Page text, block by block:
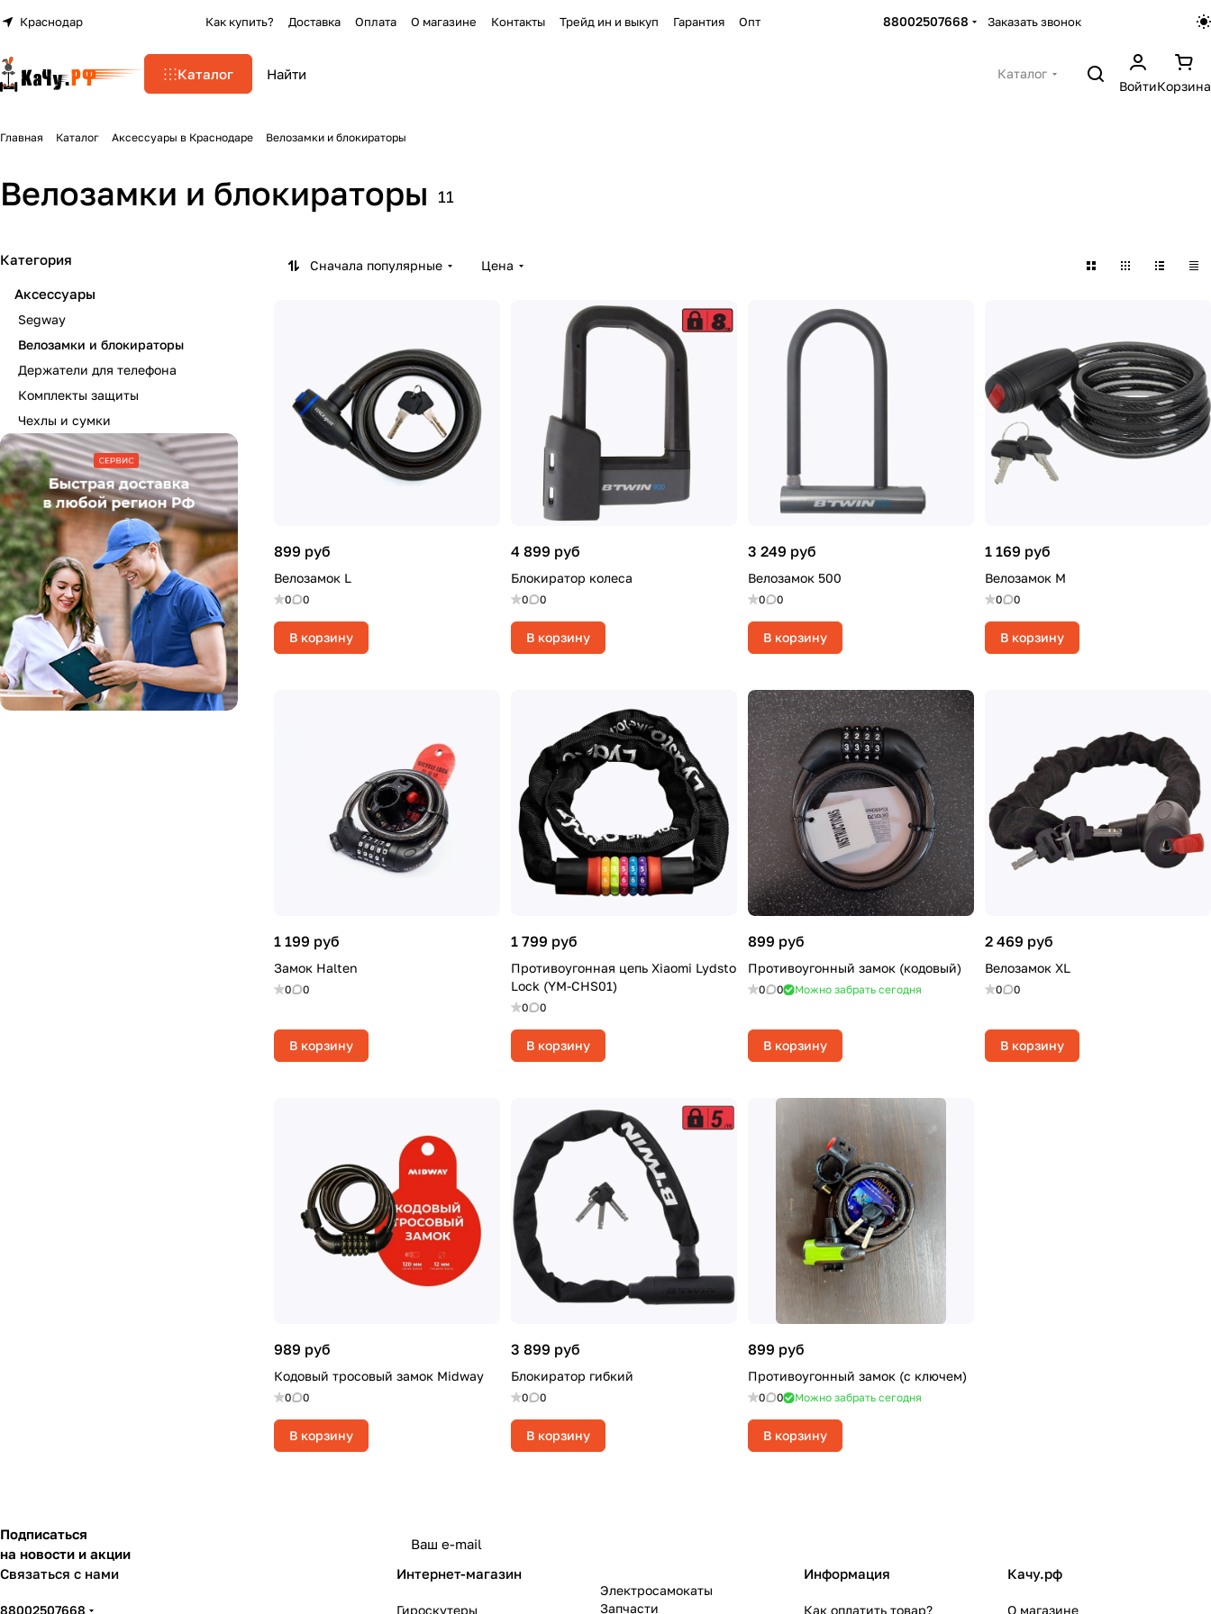
Краснодар Как купить? Доставка Оплата О магазине Контакты Трейд ин и выкуп Гарантия Опт 88002507668 Заказать звонок
Каталог
Каталог
ВойтиКорзина
Главная Каталог Аксессуары в Краснодаре Велозамки и блокираторы
Велозамки и блокираторы 11
Сначала популярные Цена
899 руб
Велозамок L
0 0
В корзину
4 899 руб
Блокиратор колеса
0 0
В корзину
3 249 руб
Велозамок 500
0 0
В корзину
1 169 руб
Велозамок M
0 0
В корзину
1 199 руб
Замок Halten
0 0
В корзину
1 799 руб
Противоугонная цепь Xiaomi Lydsto
Lock (YM-CHS01)
0 0
В корзину
899 руб
Противоугонный замок (кодовый)
0 0 Можно забрать сегодня
В корзину
2 469 руб
Велозамок XL
0 0
В корзину
989 руб
Кодовый тросовый замок Midway
0 0
В корзину
3 899 руб
Блокиратор гибкий
0 0
В корзину
899 руб
Противоугонный замок (с ключем)
0 0 Можно забрать сегодня
В корзину
Категория
Аксессуары
Segway
Велозамки и блокираторы
Держатели для телефона
Комплекты защиты
Чехлы и сумки
Подписаться
на новости и акции
Связаться с нами
88002507668
Интернет-магазин
Гироскутеры
Электросамокаты
Запчасти
Информация
Как оплатить товар?
Качу.рф
О магазине